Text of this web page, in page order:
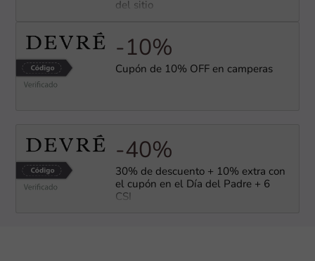
del sitio
-10%
Cupón de 10% OFF en camperas
-40%
30% de descuento + 10% extra con
el cupón en el Día del Padre + 6
CSI